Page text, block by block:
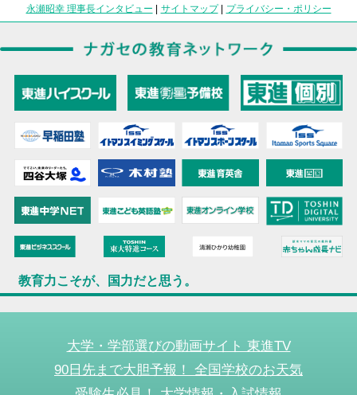
永瀬昭幸 理事長インタビュー | サイトマップ| プライバシー・ポリシー
教育力こそが、国力だと思う。
大学・学部選びの動画サイト 東進TV
90日先まで大胆予報！ 全国学校のお天気